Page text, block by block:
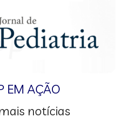
EM AÇÃO
notícias